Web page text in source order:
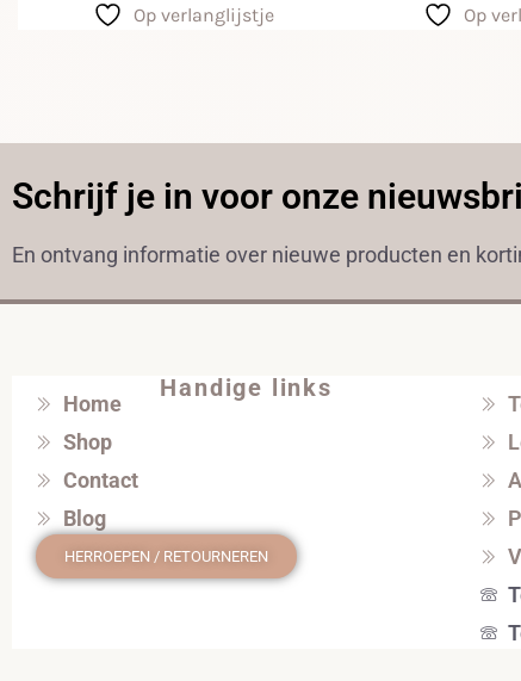
Op verlanglijstje Op
Schrijf je in voor onze
En ontvang informatie over nieuwe producten en
Handige links
Home
Shop
Contact
Blog
HERROEPEN / RETOURNEREN